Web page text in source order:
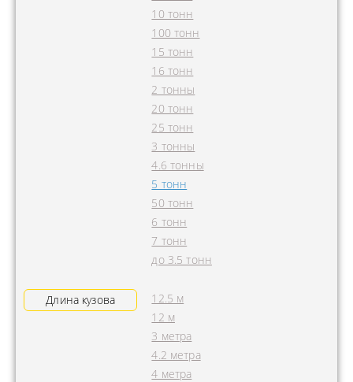
10 тонн
100 тонн
15 тонн
16 тонн
2 тонны
20 тонн
25 тонн
3 тонны
4.6 тонны
5 тонн
50 тонн
6 тонн
7 тонн
до 3.5 тонн
Длина кузова
12.5 м
12 м
3 метра
4.2 метра
4 метра